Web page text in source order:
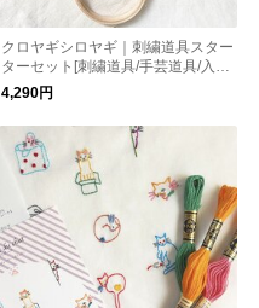
クロヤギシロヤギ｜刺繍道具スター
ターセット[刺繍道具/手芸道具/入園
入学/通園］オリジナルきんちゃく
入り
4,290円